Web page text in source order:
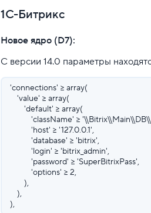
1C-Битрикс
Новое ядро (D7):
С версии 14.0 параметры
'connections' => array(
'value' => array(
'default' => array(
'className' =>
'host' => '127.0.0.1',
'database' => 'bitrix',
'login' => 'bitrix_admin',
'password' => 'SuperBitrixPass',
'options' => 2,
),
),
),